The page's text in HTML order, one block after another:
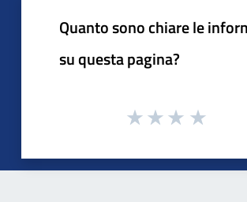
Quanto sono chiare le
su questa pagina?